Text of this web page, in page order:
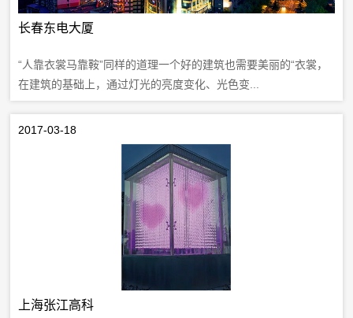
长春东电大厦
“人靠衣裳马靠鞍”同样的道理一个好的建筑也需要美丽的“衣裳，
在建筑的基础上，通过灯光的亮度变化、光色变...
2017-03-18
上海张江高科